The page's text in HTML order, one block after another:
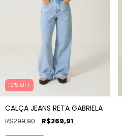
10% OFF
CALÇA JEANS RETA GABRIELA
R$299,90 R$269,91